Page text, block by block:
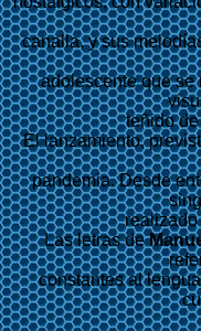
canalla, y sus
adolescente que se
teñido
El lanzamiento,
pandemia. Desde
realizado
Las letras de
constantes al